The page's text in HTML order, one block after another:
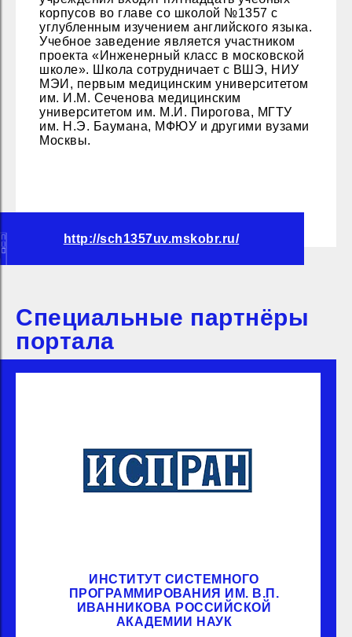
корпусов во главе со школой №1357 с
углубленным изучением английского языка.
Учебное заведение является участником
проекта «Инженерный класс в московской
школе». Школа сотрудничает с ВШЭ, НИУ
МЭИ, первым медицинским университетом
им. И.М. Сеченова медицинским
университетом им. М.И. Пирогова, МГТУ
им. Н.Э. Баумана, МФЮУ и другими вузами
Москвы.
http://sch1357uv.mskobr.ru/
Специальные партнёры
портала
ИНСТИТУТ СИСТЕМНОГО
ПРОГРАММИРОВАНИЯ ИМ. В.П.
ИВАННИКОВА РОССИЙСКОЙ
АКАДЕМИИ НАУК